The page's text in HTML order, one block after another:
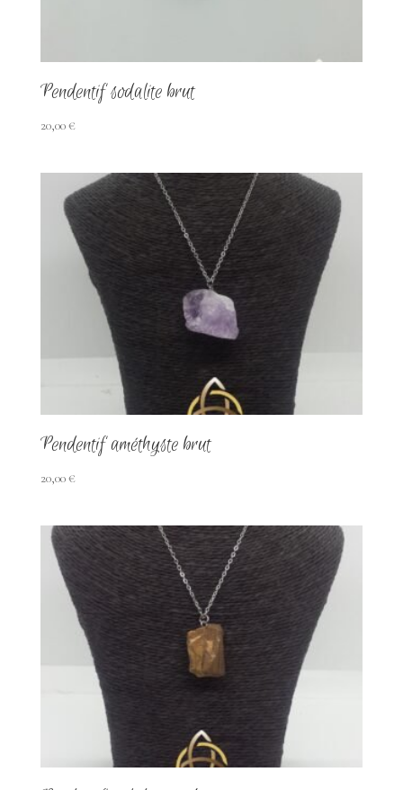
Pendentif sodalite brut
20,00€
Pendentif améthyste brut
20,00€